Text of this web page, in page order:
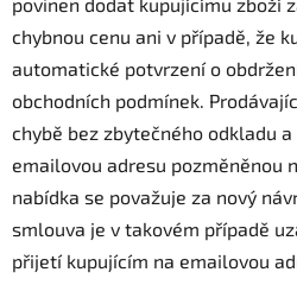
povinen dodat kupujícímu zboží
chybnou cenu ani v případě, že
automatické potvrzení o
obchodních podmínek.
chybě bez zbytečného odkladu
emailovou adresu pozměněnou
nabídka se považuje za nový
smlouva je v takovém případě
přijetí kupujícím na emailovou